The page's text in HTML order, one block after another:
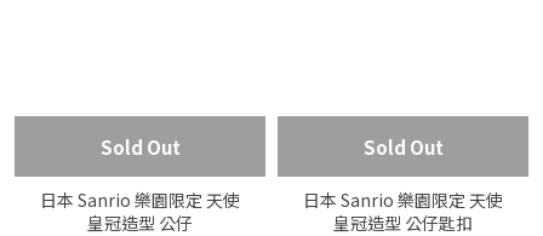
Sold Out
日本 Sanrio 樂園限定 天使
皇冠造型 公仔
Sold Out
日本 Sanrio 樂園限定 天使
皇冠造型 公仔匙扣